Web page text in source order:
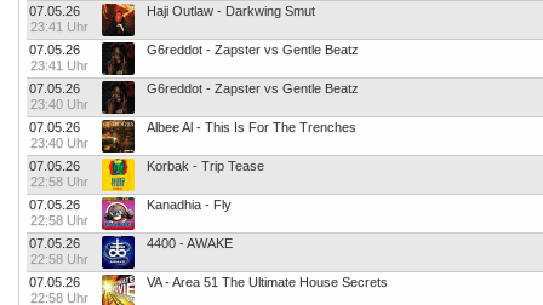
07.05.26
23:41 Uhr
Haji Outlaw - Darkwing Smut
07.05.26
23:41 Uhr
G6reddot - Zapster vs Gentle Beatz
07.05.26
23:40 Uhr
G6reddot - Zapster vs Gentle Beatz
07.05.26
23:40 Uhr
Albee Al - This Is For The Trenches
07.05.26
22:58 Uhr
Korbak - Trip Tease
07.05.26
22:58 Uhr
Kanadhia - Fly
07.05.26
22:58 Uhr
4400 - AWAKE
07.05.26
22:58 Uhr
VA - Area 51 The Ultimate House Secrets